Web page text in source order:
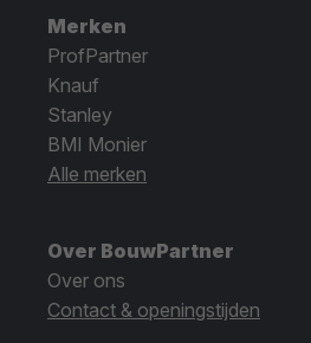
Merken
ProfPartner
Knauf
Stanley
BMI Monier
Alle merken
Over BouwPartner
Over ons
Contact & openingstijden